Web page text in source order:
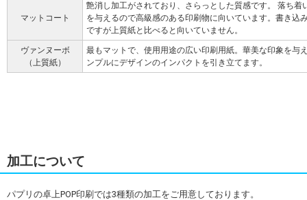
マットコート
艶消し加工がされており、さらっとした質感です。 落ち着
を与えるので高級感のある印刷物に向いています。書き込
ですが上質紙と比べると向いていません。
ヴァンヌーボ
（上質紙）
最もマットで、使用用途の広い印刷用紙。華美な印象を与
ンプルにデザインのインパクトを引き立てます。
加工について
パプリの卓上POP印刷では3種類の加工をご用意しております。